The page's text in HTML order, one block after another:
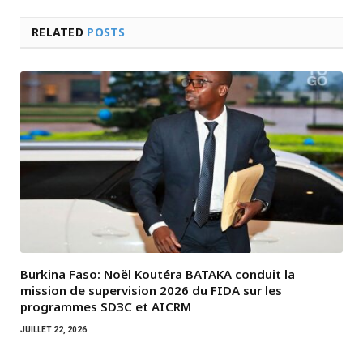
RELATED POSTS
Burkina Faso: Noël Koutéra BATAKA conduit la
mission de supervision 2026 du FIDA sur les
programmes SD3C et AICRM
JUILLET 22, 2026